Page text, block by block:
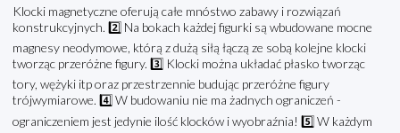
Klocki magnetyczne oferują całe mnóstwo zabawy i rozwiązań
konstrukcyjnych. 2️⃣ Na bokach każdej figurki są wbudowane mocne
magnesy neodymowe, którą z dużą siłą łączą ze sobą kolejne klocki
tworząc przeróżne figury. 3️⃣ Klocki można układać płasko tworząc
tory, wężyki itp oraz przestrzennie budując przeróżne figury
trójwymiarowe. 4️⃣ W budowaniu nie ma żadnych ograniczeń -
ograniczeniem jest jedynie ilość klocków i wyobraźnia! 5️⃣ W każdym